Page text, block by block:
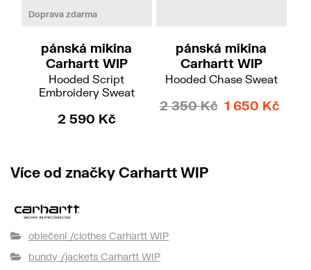
Doprava zdarma
pánská mikina
Carhartt WIP
Hooded Script
Embroidery Sweat
2 590 Kč
pánská mikina
Carhartt WIP
Hooded Chase Sweat
2 350 Kč 1 650 Kč
Více od značky Carhartt WIP
oblečení /clothes Carhartt WIP
bundy /jackets Carhartt WIP